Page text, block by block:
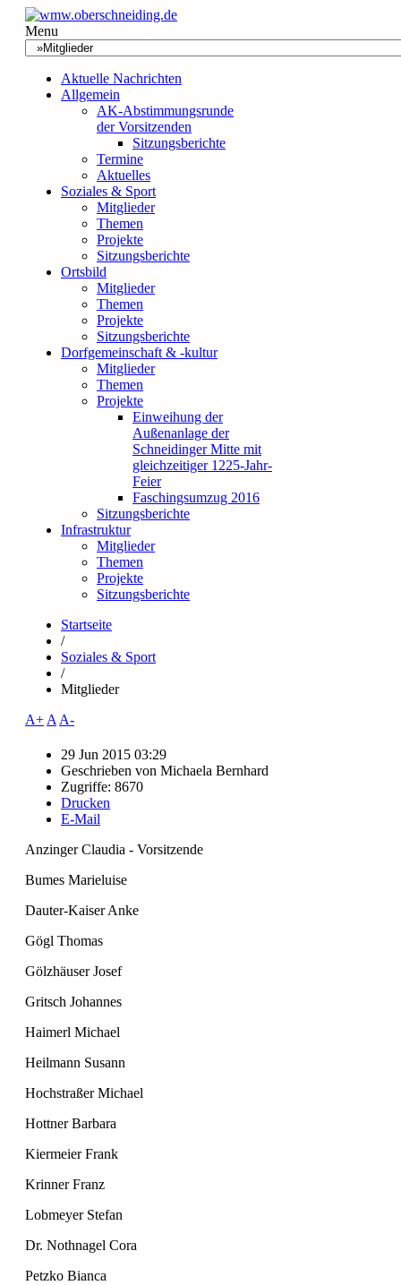
Menu
Aktuelle Nachrichten
Allgemein
AK-Abstimmungsrunde
der Vorsitzenden
Sitzungsberichte
Termine
Aktuelles
Soziales & Sport
Mitglieder
Themen
Projekte
Sitzungsberichte
Ortsbild
Mitglieder
Themen
Projekte
Sitzungsberichte
Dorfgemeinschaft & -kultur
Mitglieder
Themen
Projekte
Einweihung der
Außenanlage der
Schneidinger Mitte mit
gleichzeitiger 1225-Jahr-
Feier
Faschingsumzug 2016
Sitzungsberichte
Infrastruktur
Mitglieder
Themen
Projekte
Sitzungsberichte
Startseite
/
Soziales & Sport
/
Mitglieder
A+ A A-
29 Jun 2015 03:29
Geschrieben von Michaela Bernhard
Zugriffe: 8670
Drucken
E-Mail
Anzinger Claudia - Vorsitzende
Bumes Marieluise
Dauter-Kaiser Anke
Gögl Thomas
Gölzhäuser Josef
Gritsch Johannes
Haimerl Michael
Heilmann Susann
Hochstraßer Michael
Hottner Barbara
Kiermeier Frank
Krinner Franz
Lobmeyer Stefan
Dr. Nothnagel Cora
Petzko Bianca